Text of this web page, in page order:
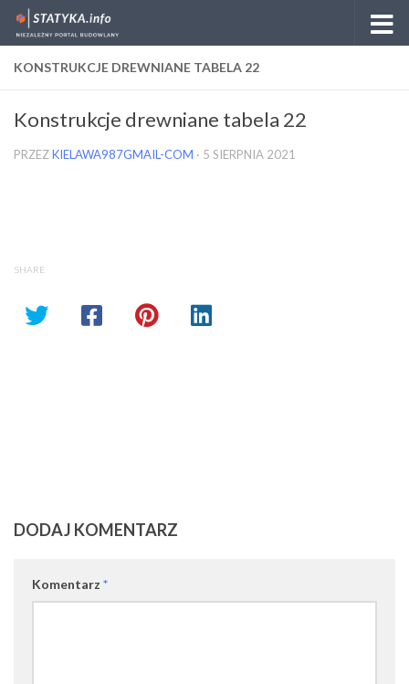
Skip to content
KONSTRUKCJE DREWNIANE TABELA 22
Konstrukcje drewniane tabela 22
PRZEZKIELAWA987GMAIL-COM · 5 SIERPNIA 2021
SHARE
DODAJ KOMENTARZ
Komentarz *